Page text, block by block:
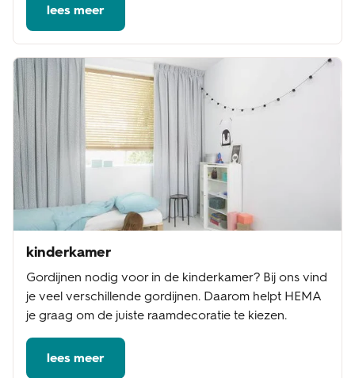
lees meer
kinderkamer
Gordijnen nodig voor in de kinderkamer? Bij ons vind
je veel verschillende gordijnen. Daarom helpt HEMA
je graag om de juiste raamdecoratie te kiezen.
lees meer